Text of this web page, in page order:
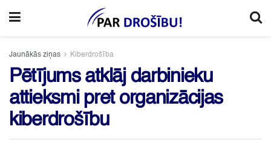
Jaunākās ziņas Kiberdrošība
Pētījums atklāj darbinieku
attieksmi pret organizācijas
kiberdrošību